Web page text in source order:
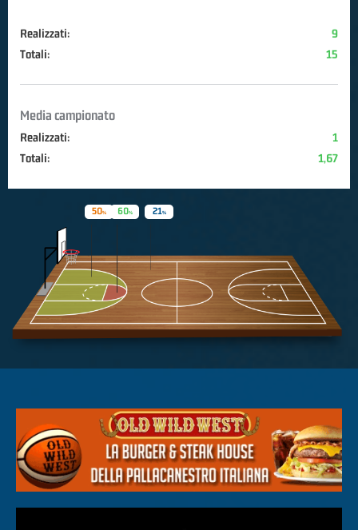
Realizzati:
9
Totali:
15
Media campionato
Realizzati:
1
Totali:
1,67
60
50 21